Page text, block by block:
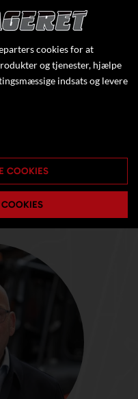
cookies for at
og tjenester, hjælpe
indsats og levere
COOKIES